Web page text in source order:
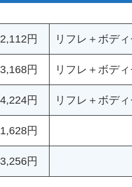
2,112円 リフレ＋ボデ
3,168円 リフレ＋ボデ
4,224円 リフレ＋ボデ
1,628円
3,256円